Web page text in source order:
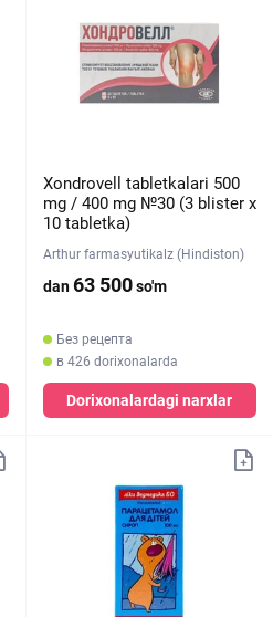
Xondrovell tabletkalari 500
mg / 400 mg №30 (3 blister х
10 tabletka)
Arthur farmasyutikalz (Hindiston)
dan63 500so'm
Без рецепта
в 426 dorixonalarda
Dorixonalardagi narxlar